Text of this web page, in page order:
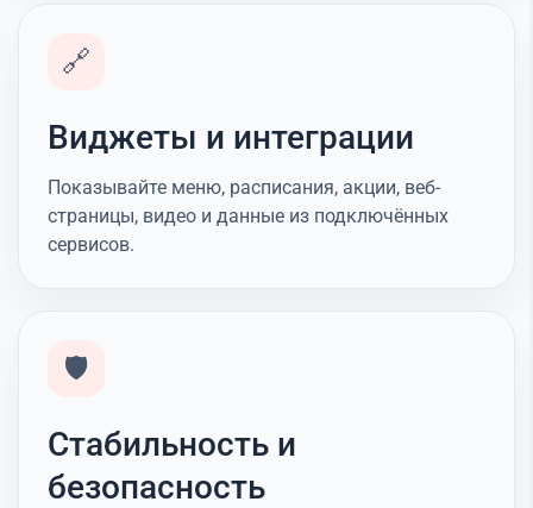
🔗
Виджеты и интеграции
Показывайте меню, расписания, акции, веб-
страницы, видео и данные из подключённых
сервисов.
🛡️
Стабильность и
безопасность